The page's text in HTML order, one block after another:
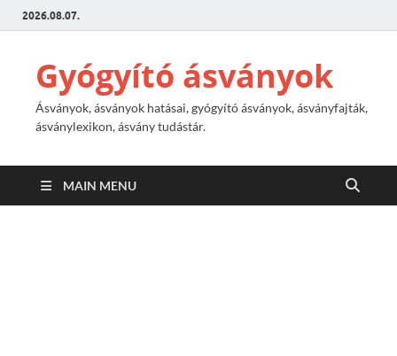
2026.08.07.
Gyógyító ásványok
Ásványok, ásványok hatásai, gyógyító ásványok, ásványfajták,
ásványlexikon, ásvány tudástár.
MAIN MENU